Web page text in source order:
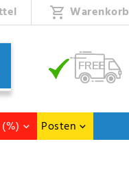
Warenkorb
Posten